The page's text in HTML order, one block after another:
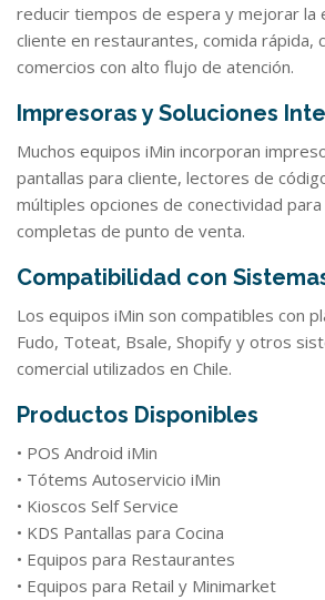
reducir tiempos de espera y mejorar la
cliente en restaurantes, comida rápida,
comercios con alto flujo de atención.
Impresoras y Soluciones
Muchos equipos iMin incorporan
pantallas para cliente, lectores de
múltiples opciones de conectividad
completas de punto de venta.
Compatibilidad con
Los equipos iMin son compatibles con
Fudo, Toteat, Bsale, Shopify y otros
comercial utilizados en Chile.
Productos Disponibles
• POS Android iMin
• Tótems Autoservicio iMin
• Kioscos Self Service
• KDS Pantallas para Cocina
• Equipos para Restaurantes
• Equipos para Retail y Minimarket